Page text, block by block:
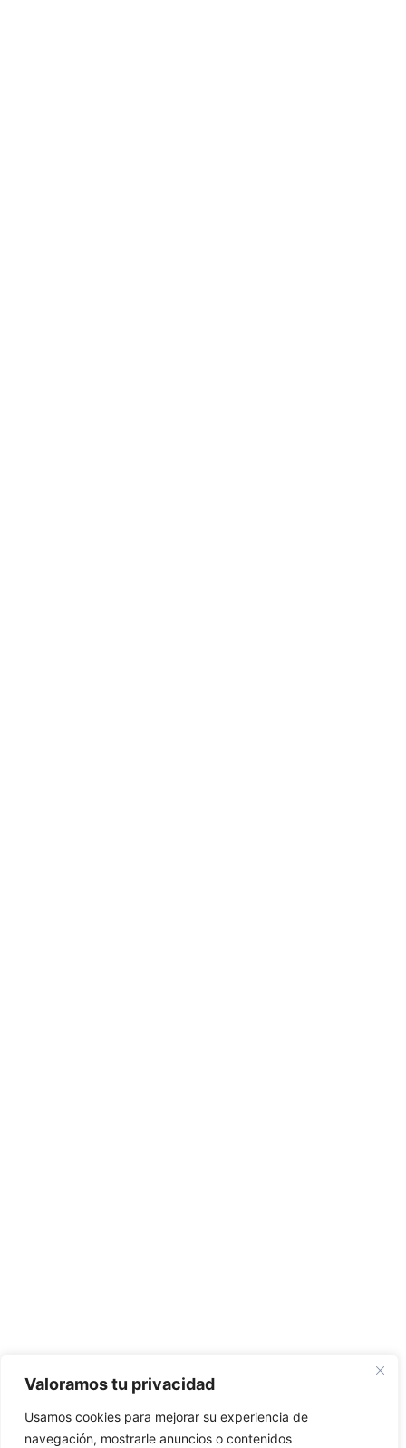
Valoramos tu privacidad
Usamos cookies para mejorar su experiencia de
navegación, mostrarle anuncios o contenidos